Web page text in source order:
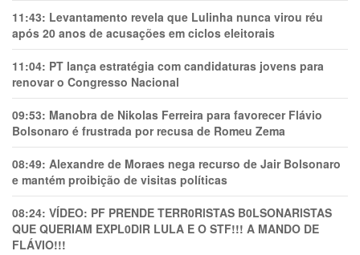
11:43: Levantamento revela que Lulinha nunca virou réu
após 20 anos de acusações em ciclos eleitorais
11:04: PT lança estratégia com candidaturas jovens para
renovar o Congresso Nacional
09:53: Manobra de Nikolas Ferreira para favorecer Flávio
Bolsonaro é frustrada por recusa de Romeu Zema
08:49: Alexandre de Moraes nega recurso de Jair Bolsonaro
e mantém proibição de visitas políticas
08:24: VÍDEO: PF PRENDE TERR0RlSTAS B0LSONARlSTAS
QUE QUERIAM EXPL0DlR LULA E O STF!!! A MANDO DE
FLÁVIO!!!